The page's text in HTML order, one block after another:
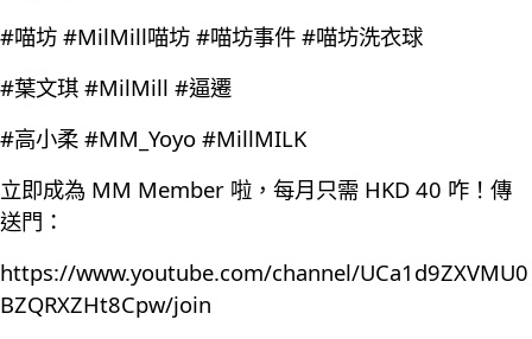
#喵坊 #MilMill喵坊 #喵坊事件 #喵坊洗衣球
#葉文琪 #MilMill #逼遷
#高小柔 #MM_Yoyo #MillMILK
立即成為 MM Member 啦，每月只需 HKD 40 咋！傳
送門：
https://www.youtube.com/channel/UCa1d9ZXVMU0
BZQRXZHt8Cpw/join